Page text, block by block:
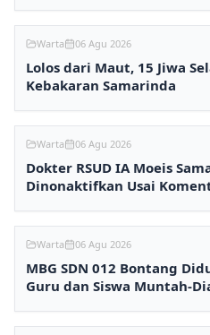
Warta 06 Agu 2026
Lolos dari Maut, 15 Jiwa
Kebakaran Samarinda
Warta 06 Agu 2026
Dokter RSUD IA Moeis
Dinonaktifkan Usai
Warta 06 Agu 2026
MBG SDN 012 Bontang
Guru dan Siswa Muntah-